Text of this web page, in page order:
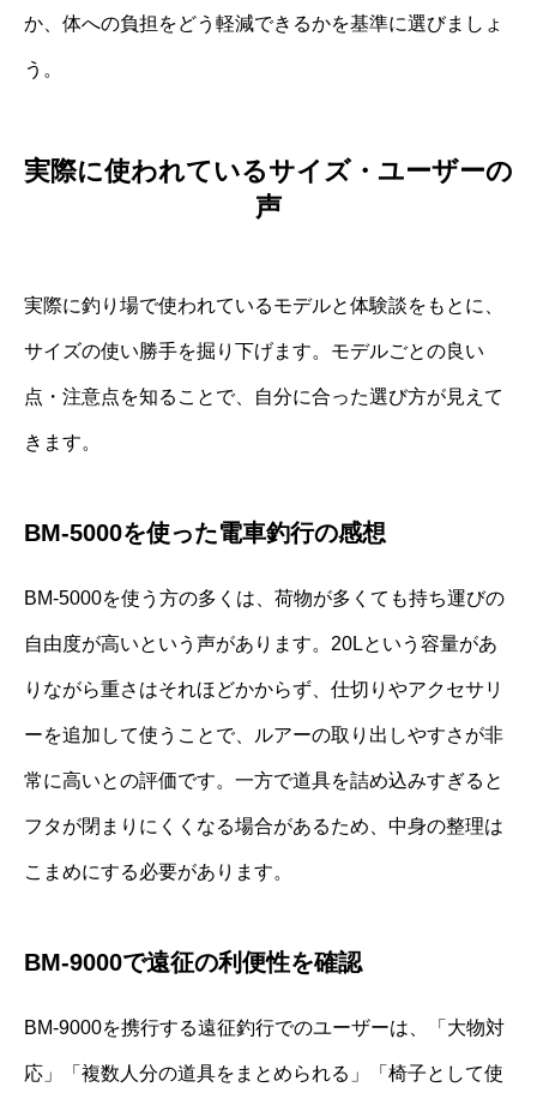
か、体への負担をどう軽減できるかを基準に選びましょ
う。
実際に使われているサイズ・ユーザーの
声
実際に釣り場で使われているモデルと体験談をもとに、
サイズの使い勝手を掘り下げます。モデルごとの良い
点・注意点を知ることで、自分に合った選び方が見えて
きます。
BM-5000を使った電車釣行の感想
BM-5000を使う方の多くは、荷物が多くても持ち運びの
自由度が高いという声があります。20Lという容量があ
りながら重さはそれほどかからず、仕切りやアクセサリ
ーを追加して使うことで、ルアーの取り出しやすさが非
常に高いとの評価です。一方で道具を詰め込みすぎると
フタが閉まりにくくなる場合があるため、中身の整理は
こまめにする必要があります。
BM-9000で遠征の利便性を確認
BM-9000を携行する遠征釣行でのユーザーは、「大物対
応」「複数人分の道具をまとめられる」「椅子として使